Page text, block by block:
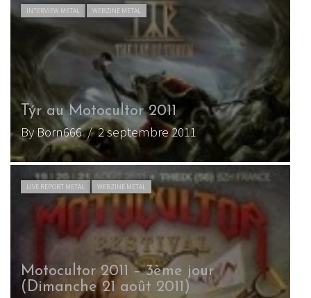
INTERVIEW METAL WEBZINE METAL
Týr au Motocultor 2011
By Born666/ 2 septembre 2011
LIVE REPORT METAL WEBZINE METAL
Motocultor 2011 – 3ème jour
(Dimanche 21 août 2011)